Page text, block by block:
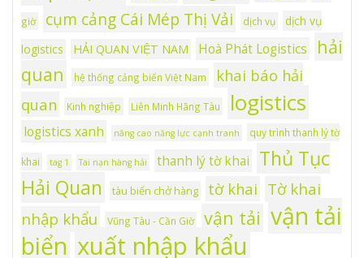
giờ cụm cảng Cái Mép Thị Vải dịch vụ
dịch vụ
logistics
HẢI QUAN VIỆT NAM Hoà Phát Logistics
hải
quan
hệ thống cảng biển Việt Nam
khai báo hải
quan
Kinh nghiệp Liên Minh Hãng Tàu logistics
logistics xanh nâng cao năng lực cạnh tranh quy trình thanh lý tờ
khai tag 1 Tai nạn hàng hải thanh lý tờ khai
Thủ Tục
Hải Quan
tàu biển chở hàng tờ khai Tờ khai
nhập khẩu
Vũng Tàu - Cần Giờ vận tải vận tải
biển xuất nhập khẩu